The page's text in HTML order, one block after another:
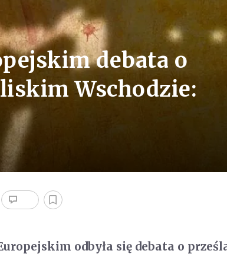
debata o
Wschodzie:
odbyła się debata o